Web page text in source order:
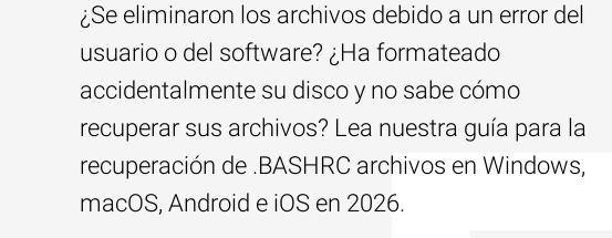
¿Se eliminaron los archivos debido a un error del
usuario o del software? ¿Ha formateado
accidentalmente su disco y no sabe cómo
recuperar sus archivos? Lea nuestra guía para la
recuperación de .BASHRC archivos en Windows,
macOS, Android e iOS en 2026.